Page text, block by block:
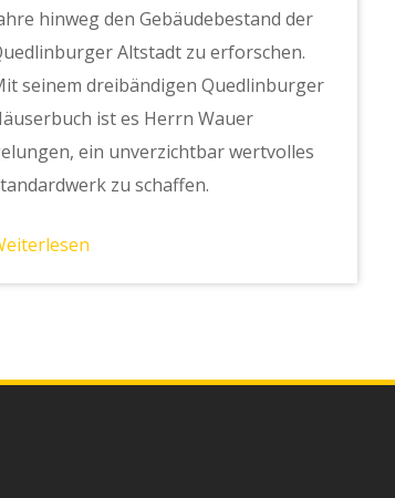
hinweg den Gebäudebestand der
Altstadt zu erforschen.
seinem dreibändigen Quedlinburger
ist es Herrn Wauer
ein unverzichtbar wertvolles
zu schaffen.